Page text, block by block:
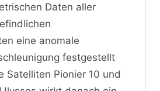
Daten aller
eine anomale
festgestellt
Satelliten Pionier 10 und